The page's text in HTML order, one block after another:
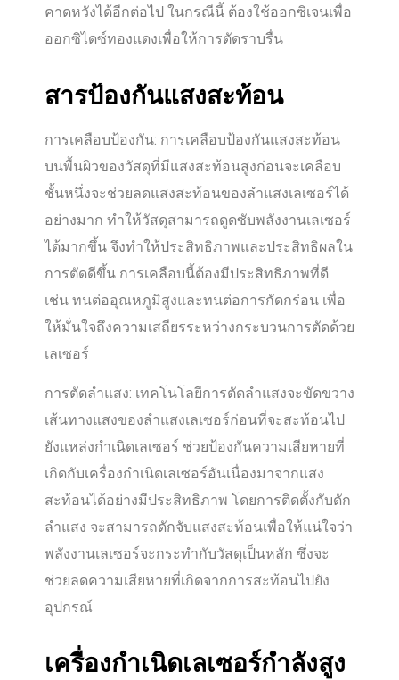
คาดหวังได้อีกต่อไป ในกรณีนี้ ต้องใช้ออกซิเจนเพื่อ
ออกซิไดซ์ทองแดงเพื่อให้การตัดราบรื่น
สารป้องกันแสงสะท้อน
การเคลือบป้องกัน: การเคลือบป้องกันแสงสะท้อน
บนพื้นผิวของวัสดุที่มีแสงสะท้อนสูงก่อนจะเคลือบ
ชั้นหนึ่งจะช่วยลดแสงสะท้อนของลำแสงเลเซอร์ได้
อย่างมาก ทำให้วัสดุสามารถดูดซับพลังงานเลเซอร์
ได้มากขึ้น จึงทำให้ประสิทธิภาพและประสิทธิผลใน
การตัดดีขึ้น การเคลือบนี้ต้องมีประสิทธิภาพที่ดี
เช่น ทนต่ออุณหภูมิสูงและทนต่อการกัดกร่อน เพื่อ
ให้มั่นใจถึงความเสถียรระหว่างกระบวนการตัดด้วย
เลเซอร์
การตัดลำแสง: เทคโนโลยีการตัดลำแสงจะขัดขวาง
เส้นทางแสงของลำแสงเลเซอร์ก่อนที่จะสะท้อนไป
ยังแหล่งกำเนิดเลเซอร์ ช่วยป้องกันความเสียหายที่
เกิดกับเครื่องกำเนิดเลเซอร์อันเนื่องมาจากแสง
สะท้อนได้อย่างมีประสิทธิภาพ โดยการติดตั้งกับดัก
ลำแสง จะสามารถดักจับแสงสะท้อนเพื่อให้แน่ใจว่า
พลังงานเลเซอร์จะกระทำกับวัสดุเป็นหลัก ซึ่งจะ
ช่วยลดความเสียหายที่เกิดจากการสะท้อนไปยัง
อุปกรณ์
เครื่องกำเนิดเลเซอร์กำลังสูง